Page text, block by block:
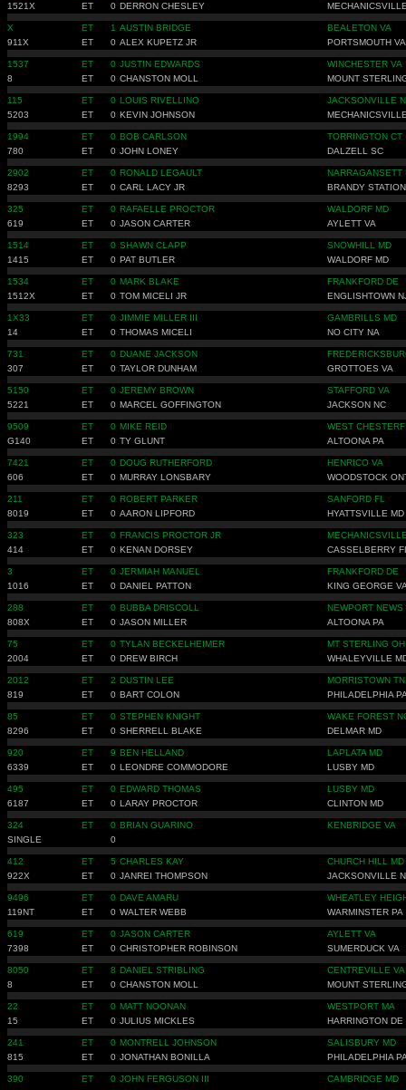
1521X
ET 0 DERRON CHESLEY
X ET 1 AUSTIN BRIDGE
BEALETON VA
911X
ET 0 ALEX KUPETZ JR PORTSMOUTH VA
1537 ET 0 JUSTIN EDWARDS
WINCHESTER VA
8
ET 0 CHANSTON MOLL MOUNT
115 ET 0 LOUIS RIVELLINO
JACKSONVILLE
5203
ET 0 KEVIN JOHNSON
1994 ET 0 BOB CARLSON
TORRINGTON CT
780
ET 0 JOHN LONEY DALZELL SC
2902 ET 0 RONALD LEGAULT
NARRAGANSETT
8293
ET 0 CARL LACY JR BRANDY
325 ET 0 RAFAELLE PROCTOR
WALDORF MD
619
ET 0 JASON CARTER AYLETT VA
1514 ET 0 SHAWN CLAPP
SNOWHILL MD
1415
ET 0 PAT BUTLER WALDORF MD
1534 ET 0 MARK BLAKE
FRANKFORD DE
1512X
ET 0 TOM MICELI JR ENGLISHTOWN
1X33 ET 0 JIMMIE MILLER III
GAMBRILLS MD
14
ET 0 THOMAS MICELI NO CITY NA
731 ET 0 DUANE JACKSON
307
ET 0 TAYLOR DUNHAM GROTTOES VA
5150 ET 0 JEREMY BROWN
STAFFORD VA
5221
ET 0 MARCEL GOFFINGTON JACKSON NC
9509 ET 0 MIKE REID
WEST
G140
ET 0 TY GLUNT ALTOONA PA
7421 ET 0 DOUG RUTHERFORD
HENRICO VA
606
ET 0 MURRAY LONSBARY WOODSTOCK
211 ET 0 ROBERT PARKER
SANFORD FL
8019
ET 0 AARON LIPFORD HYATTSVILLE MD
323 ET 0 FRANCIS PROCTOR JR
414
ET 0 KENAN DORSEY CASSELBERRY
3 ET 0 JERMIAH MANUEL
FRANKFORD DE
1016
ET 0 DANIEL PATTON KING GEORGE
288 ET 0 BUBBA DRISCOLL
NEWPORT NEWS
808X
ET 0 JASON MILLER ALTOONA PA
75 ET 0 TYLAN BECKELHEIMER
MT STERLING OH
2004
ET 0 DREW BIRCH WHALEYVILLE
2012 ET 2 DUSTIN LEE
MORRISTOWN TN
819
ET 0 BART COLON PHILADELPHIA
85 ET 0 STEPHEN KNIGHT
WAKE FOREST
8296
ET 0 SHERRELL BLAKE DELMAR MD
920 ET 9 BEN HELLAND
LAPLATA MD
6339
ET 0 LEONDRE COMMODORE LUSBY MD
495 ET 0 EDWARD THOMAS
LUSBY MD
6187
ET 0 LARAY PROCTOR CLINTON MD
324 ET 0 BRIAN GUARINO
KENBRIDGE VA
SINGLE
0
412 ET 5 CHARLES KAY
CHURCH HILL MD
922X
ET 0 JANREI THOMPSON JACKSONVILLE
9496 ET 0 DAVE AMARU
WHEATLEY
119NT
ET 0 WALTER WEBB WARMINSTER PA
619 ET 0 JASON CARTER
AYLETT VA
7398
ET 0 CHRISTOPHER ROBINSON SUMERDUCK VA
8050 ET 8 DANIEL STRIBLING
CENTREVILLE VA
8
ET 0 CHANSTON MOLL MOUNT
22 ET 0 MATT NOONAN
WESTPORT MA
15
ET 0 JULIUS MICKLES HARRINGTON DE
241 ET 0 MONTRELL JOHNSON
SALISBURY MD
815
ET 0 JONATHAN BONILLA PHILADELPHIA
390 ET 0 JOHN FERGUSON III
CAMBRIDGE MD